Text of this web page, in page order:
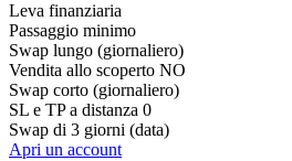
Leva finanziaria
Passaggio minimo
Swap lungo (giornaliero)
Vendita allo scoperto NO
Swap corto (giornaliero)
SL e TP a distanza 0
Swap di 3 giorni (data)
Apri un account